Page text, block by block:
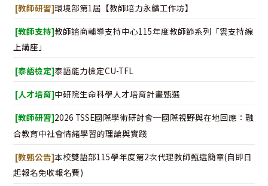
[教師研習]環境部第1屆【教師培力永續工作坊】
[教師支持]教師諮商輔導支持中心115年度教師節系列「雲支持線
上講座」
[泰語檢定]泰語能力檢定CU-TFL
[人才培育]中研院生命科學人才培育計畫甄選
[教師研習]2026 TSSE國際學術研討會─國際視野與在地回應：融
合教育中社會情緒學習的理論與實踐
[教甄公告]本校雙語部115學年度第2次代理教師甄選簡章(自即日
起報名免收報名費)